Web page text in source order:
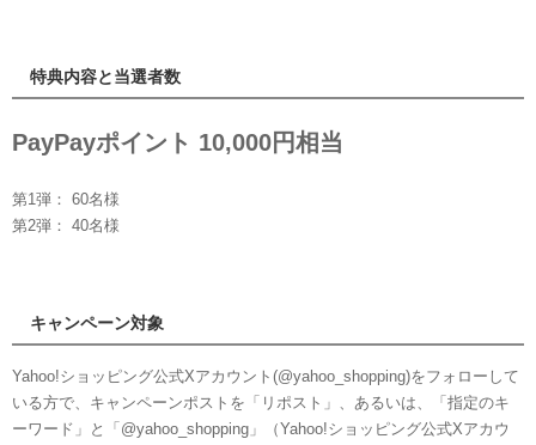
特典内容と当選者数
PayPayポイント 10,000円相当
第1弾： 60名様
第2弾： 40名様
キャンペーン対象
Yahoo!ショッピング公式Xアカウント(@yahoo_shopping)をフォローして
いる方で、キャンペーンポストを「リポスト」、あるいは、「指定のキ
ーワード」と「@yahoo_shopping」（Yahoo!ショッピング公式Xアカウ